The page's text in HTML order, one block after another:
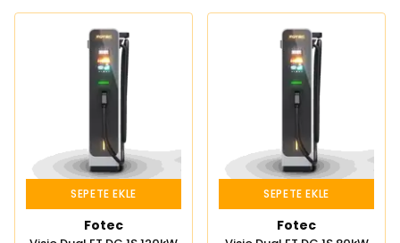
SEPETE EKLE
Fotec
SEPETE EKLE
Fotec